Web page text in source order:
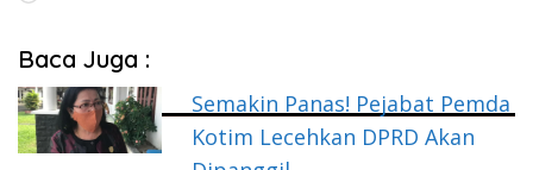
Baca Juga :
Semakin Panas! Pejabat Pemda
Kotim Lecehkan DPRD Akan